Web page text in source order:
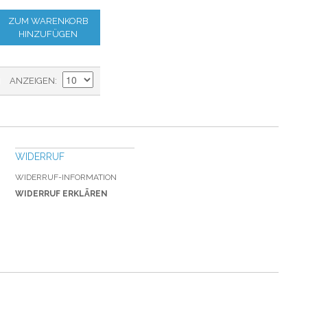
ZUM WARENKORB
HINZUFÜGEN
ANZEIGEN
WIDERRUF
WIDERRUF-INFORMATION
WIDERRUF ERKLÄREN